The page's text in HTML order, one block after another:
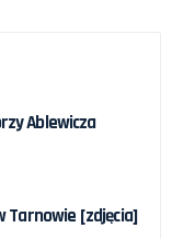
Ablewicza
Tarnowie [zdjęcia]